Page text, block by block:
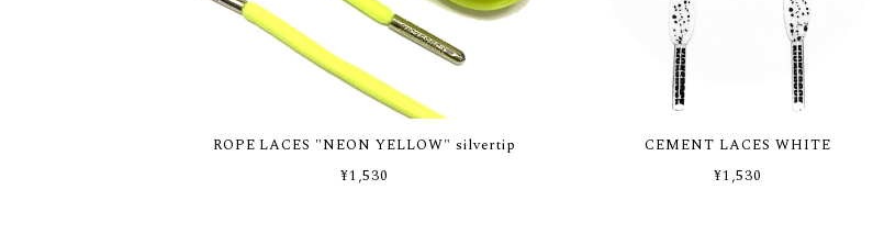
ROPE LACES "NEON YELLOW" silvertip
¥1,530
CEMENT LACES WHITE
¥1,530